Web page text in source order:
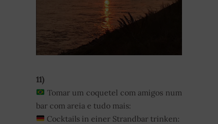
11)
Tomar um coquetel com amigos num
bar com areia e tudo mais:
Cocktails in einer Strandbar trinken: